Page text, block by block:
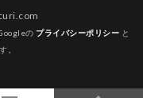
の プライバシーポリシー と
。